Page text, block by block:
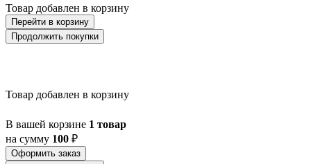
BALIGUIAN
BALLINA
BALMAHA
BALNARIO
BARBOTTO
BARI-M
BARNSTAPLE
BASALGO 1
BASILANO
Товар добавлен в корзину
Перейти в корзину
Продолжить покупки
Товар добавлен в корзину
В вашей корзине 1 товар
на сумму 100 ₽
Оформить заказ